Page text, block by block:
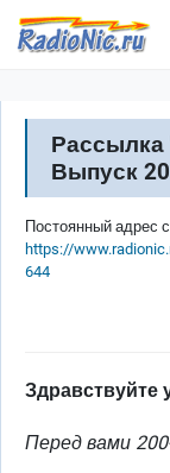
Перейти к
Рассылка
Выпуск
Постоянный адрес
https://
644
Здравствуйте
Перед вами